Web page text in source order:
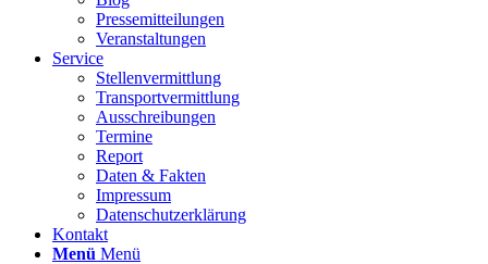
Pressemitteilungen
Veranstaltungen
Service
Stellenvermittlung
Transportvermittlung
Ausschreibungen
Termine
Report
Daten & Fakten
Impressum
Datenschutzerklärung
Kontakt
Menü Menü